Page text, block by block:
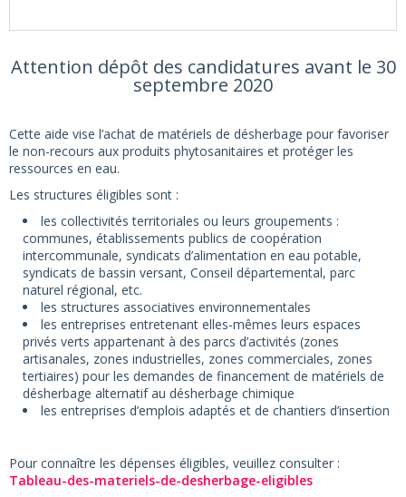
Attention dépôt des candidatures avant le 30
septembre 2020
Cette aide vise l’achat de matériels de désherbage pour favoriser
le non-recours aux produits phytosanitaires et protéger les
ressources en eau.
Les structures éligibles sont :
les collectivités territoriales ou leurs groupements :
communes, établissements publics de coopération
intercommunale, syndicats d’alimentation en eau potable,
syndicats de bassin versant, Conseil départemental, parc
naturel régional, etc.
les structures associatives environnementales
les entreprises entretenant elles-mêmes leurs espaces
privés verts appartenant à des parcs d’activités (zones
artisanales, zones industrielles, zones commerciales, zones
tertiaires) pour les demandes de financement de matériels de
désherbage alternatif au désherbage chimique
les entreprises d’emplois adaptés et de chantiers d’insertion
Pour connaître les dépenses éligibles, veuillez consulter :
Tableau-des-materiels-de-desherbage-eligibles